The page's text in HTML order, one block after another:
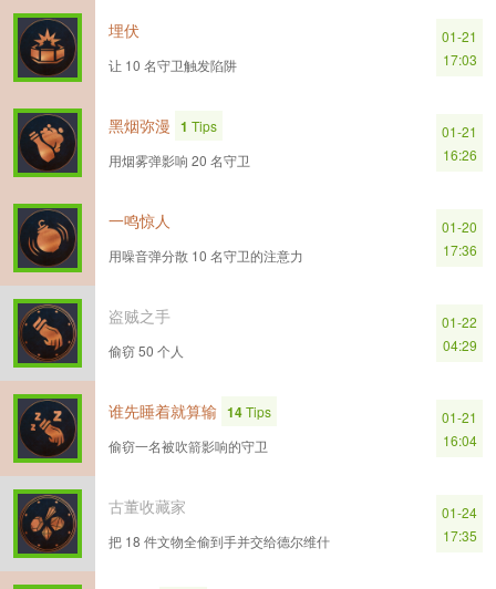
埋伏
让 10 名守卫触发陷阱
01-21
17:03
黑烟弥漫 1 Tips
用烟雾弹影响 20 名守卫
01-21
16:26
一鸣惊人
用噪音弹分散 10 名守卫的注意力
01-20
17:36
盗贼之手
偷窃 50 个人
01-22
04:29
谁先睡着就算输 14Tips
偷窃一名被吹箭影响的守卫
01-21
16:04
古董收藏家
把 18 件文物全偷到手并交给德尔维什
01-24
17:35